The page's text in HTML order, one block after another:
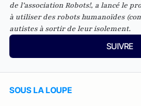
de l’association Robots!, a lancé le
à utiliser des robots humanoïdes
autistes à sortir de leur isolement.
SUIVRE
SOUS LA LOUPE